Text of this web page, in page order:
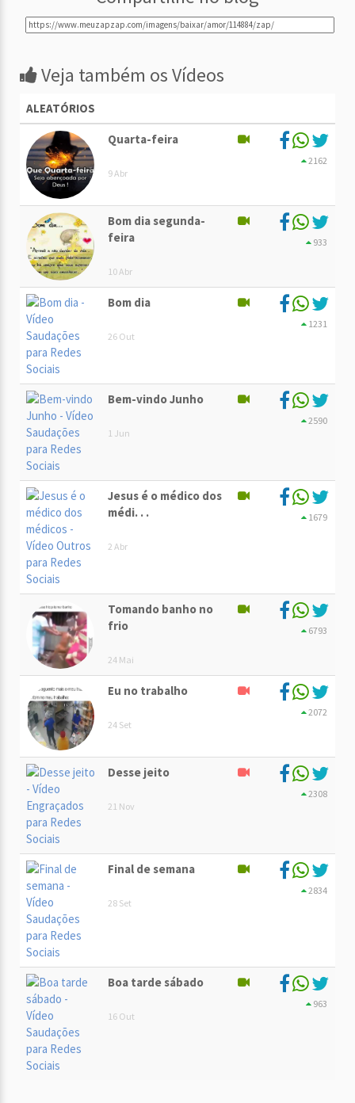
Veja também os Vídeos
ALEATÓRIOS
Quarta-feira
9 Abr
2162
Bom dia segunda-
feira
10 Abr
933
Bom dia
26 Out
1231
Bem-vindo Junho
1 Jun
2590
Jesus é o médico dos
médi. . .
2 Abr
1679
Tomando banho no
frio
24 Mai
6793
Eu no trabalho
24 Set
2072
Desse jeito
21 Nov
2308
Final de semana
28 Set
2834
Boa tarde sábado
16 Out
963